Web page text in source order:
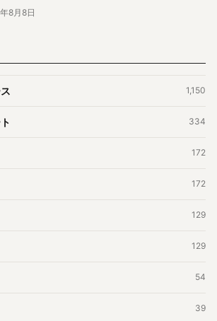
8月8日
1,150
334
172
172
129
129
54
39